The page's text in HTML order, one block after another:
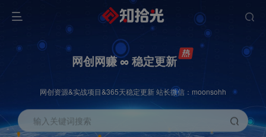
网创网赚 ∞ 稳定更新
网创资源&实战项目&365天稳定更新 站长微信：moonsohh
输入关键词搜索